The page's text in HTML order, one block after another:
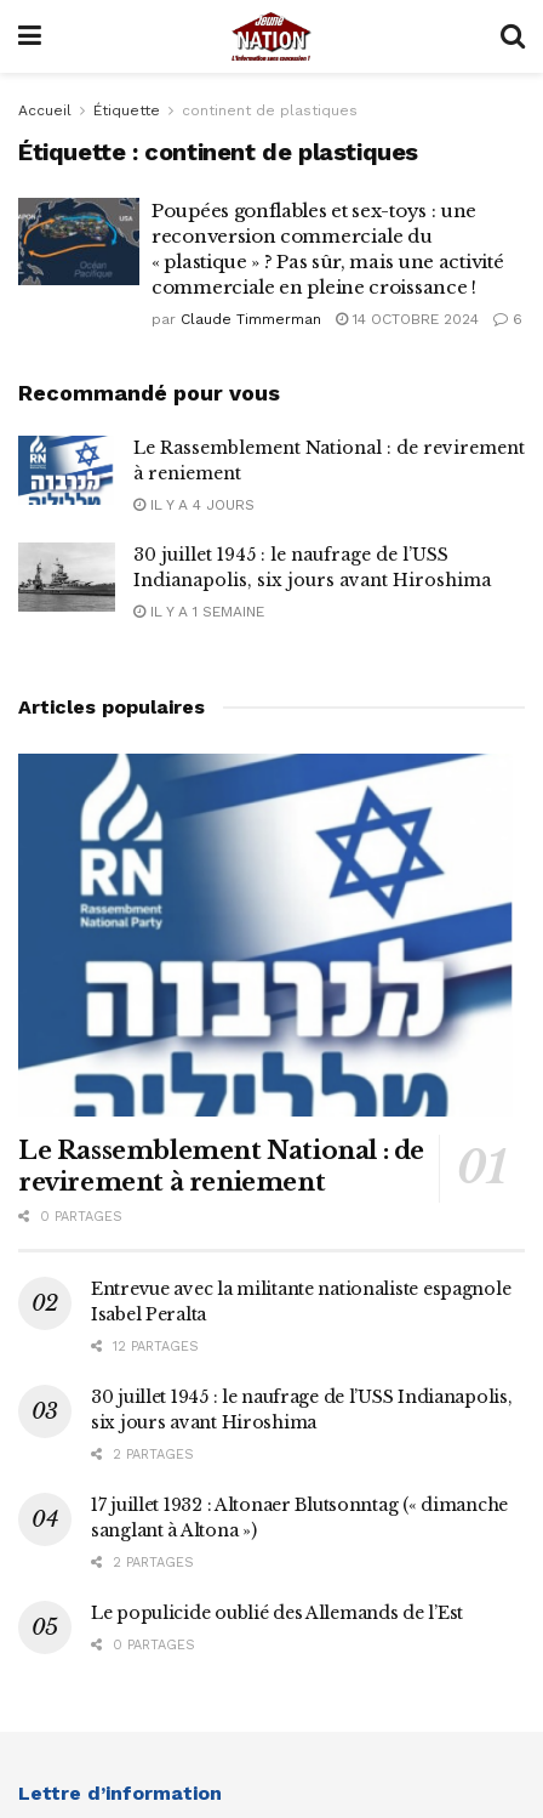
Accueil Étiquette continent de plastiques
Étiquette : continent de plastiques
Poupées gonflables et sex-toys : une
reconversion commerciale du
« plastique » ? Pas sûr, mais une activité
commerciale en pleine croissance !
par Claude Timmerman 14 OCTOBRE 2024 6
Recommandé pour vous
Le Rassemblement National : de revirement
à reniement
IL Y A 4 JOURS
30 juillet 1945 : le naufrage de l’USS
Indianapolis, six jours avant Hiroshima
IL Y A 1 SEMAINE
Articles populaires
Le Rassemblement National : de
revirement à reniement
0 PARTAGES
Entrevue avec la militante nationaliste espagnole
Isabel Peralta
12 PARTAGES
30 juillet 1945 : le naufrage de l’USS Indianapolis,
six jours avant Hiroshima
2 PARTAGES
17 juillet 1932 : Altonaer Blutsonntag (« dimanche
sanglant à Altona »)
2 PARTAGES
Le populicide oublié des Allemands de l’Est
0 PARTAGES
Lettre d’information